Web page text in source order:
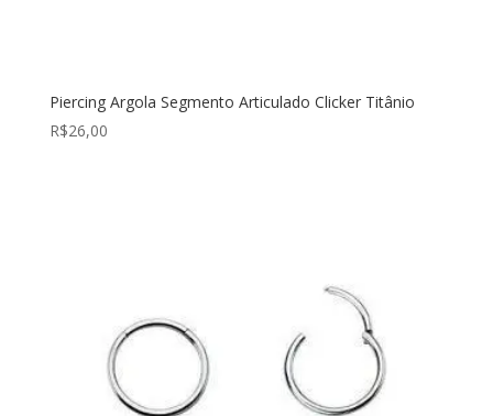
Piercing Argola Segmento Articulado Clicker Titânio
R$26,00